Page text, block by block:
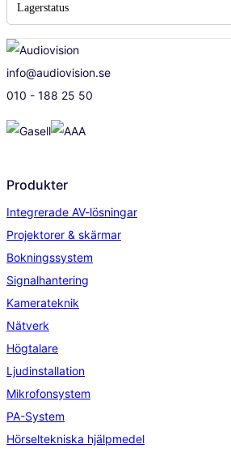
Lagerstatus
info@audiovision.se
010 - 188 25 50
Produkter
Integrerade AV-lösningar
Projektorer & skärmar
Bokningssystem
Signalhantering
Kamerateknik
Nätverk
Högtalare
Ljudinstallation
Mikrofonsystem
PA-System
Hörseltekniska hjälpmedel